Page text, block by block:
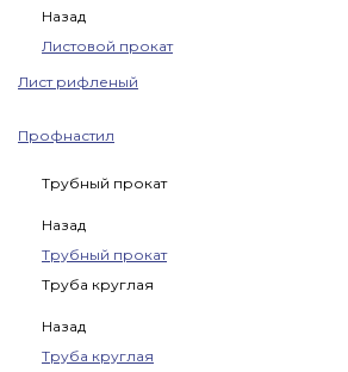
Назад
Листовой прокат
Лист рифленый
Профнастил
Трубный прокат
Назад
Трубный прокат
Труба круглая
Назад
Труба круглая